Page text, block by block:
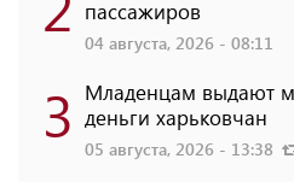
пассажиров
04 августа, 2026 - 08:11
3 Младенцам выдают
деньги харьковчан
05 августа, 2026 - 13:38